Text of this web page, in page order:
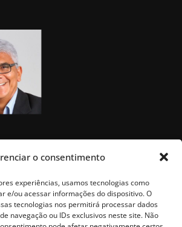
o consentimento
experiências, usamos tecnologias como
e/ou acessar informações do dispositivo. O
tecnologias nos permitirá processar dados
navegação ou IDs exclusivos neste site. Não